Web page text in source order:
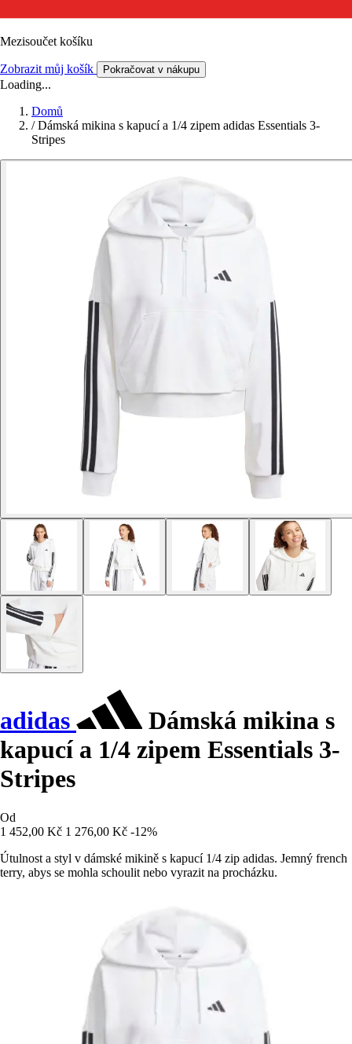
Mezisoučet košíku
Zobrazit můj košík Pokračovat v nákupu
Loading...
Domů
/ Dámská mikina s kapucí a 1/4 zipem adidas Essentials 3-
Stripes
adidas
Dámská mikina s
kapucí a 1/4 zipem Essentials 3-
Stripes
Od
1 452,00 Kč 1 276,00 Kč -12%
Útulnost a styl v dámské mikině s kapucí 1/4 zip adidas. Jemný french
terry, abys se mohla schoulit nebo vyrazit na procházku.